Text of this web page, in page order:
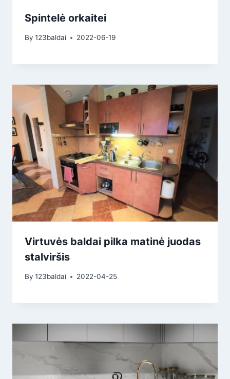
Spintelė orkaitei
By 123baldai 2022-06-19
Virtuvės baldai pilka matinė juodas
stalviršis
By 123baldai 2022-04-25